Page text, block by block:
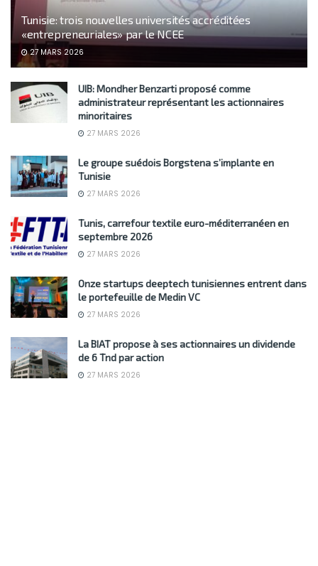
Tunisie: trois nouvelles universités accréditées
«entrepreneuriales» par le NCEE
27 MARS 2026
UIB: Mondher Benzarti proposé comme
administrateur représentant les actionnaires
minoritaires
27 MARS 2026
Le groupe suédois Borgstena s’implante en
Tunisie
27 MARS 2026
Tunis, carrefour textile euro-méditerranéen en
septembre 2026
27 MARS 2026
Onze startups deeptech tunisiennes entrent dans
le portefeuille de Medin VC
27 MARS 2026
La BIAT propose à ses actionnaires un dividende
de 6 Tnd par action
27 MARS 2026